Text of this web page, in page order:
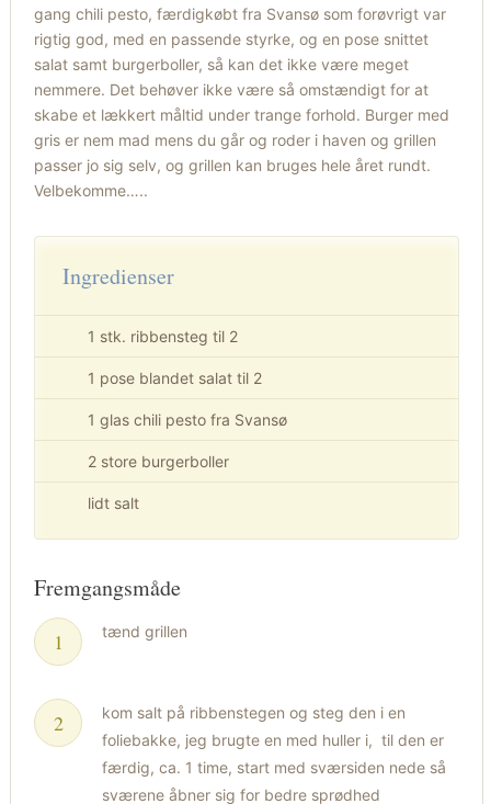
gang chili pesto, færdigkøbt fra Svansø som forøvrigt var
rigtig god, med en passende styrke, og en pose snittet
salat samt burgerboller, så kan det ikke være meget
nemmere. Det behøver ikke være så omstændigt for at
skabe et lækkert måltid under trange forhold. Burger med
gris er nem mad mens du går og roder i haven og grillen
passer jo sig selv, og grillen kan bruges hele året rundt.
Velbekomme…..
Ingredienser
1 stk. ribbensteg til 2
1 pose blandet salat til 2
1 glas chili pesto fra Svansø
2 store burgerboller
lidt salt
Fremgangsmåde
tænd grillen
kom salt på ribbenstegen og steg den i en
foliebakke, jeg brugte en med huller i, til den er
færdig, ca. 1 time, start med sværsiden nede så
sværene åbner sig for bedre sprødhed